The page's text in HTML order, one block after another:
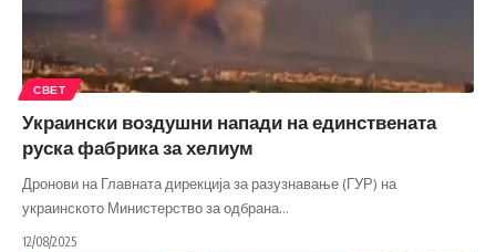
СВЕТ
Украински воздушни напади на единствената
руска фабрика за хелиум
Дронови на Главната дирекција за разузнавање (ГУР) на
украинското Министерство за одбрана…
12/08/2025